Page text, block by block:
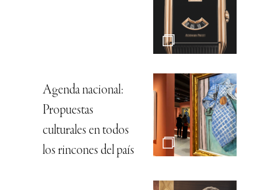
Agenda nacional:
Propuestas
culturales en todos
los rincones del país